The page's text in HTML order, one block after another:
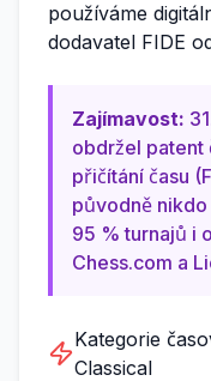
používáme
dodavatel FIDE
Zajímavost:
obdržel patent
přičítání času
původně nikdo
95 % turnajů i
Chess.com a
Kategorie
Classical